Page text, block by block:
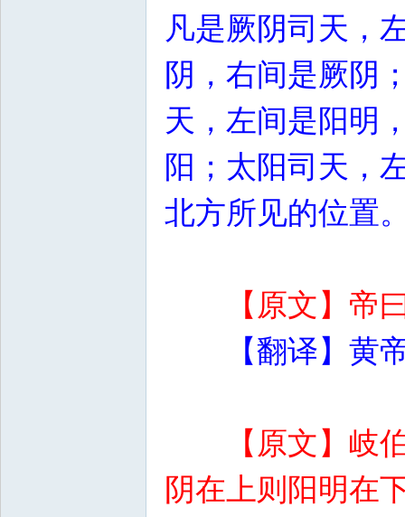
凡是厥阴司天，
阴，右间是厥阴
天，左间是阳明
阳；太阳司天，
北方所见的位置
【原文】帝
【翻译】黄
【原文】岐
阴在上则阳明在